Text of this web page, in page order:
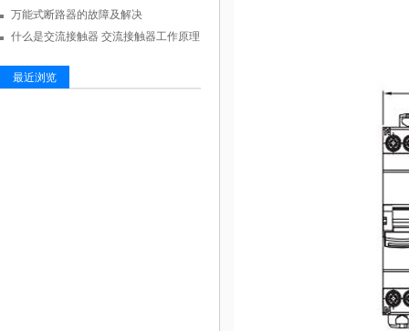
万能式断路器的故障及解决
什么是交流接触器 交流接触器工作原理
最近浏览